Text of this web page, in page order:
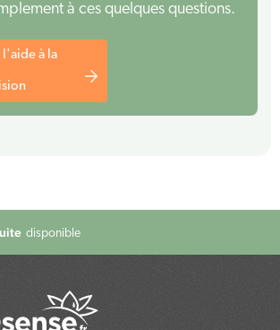
à ces quelques questions.
l'aide à la
disponible